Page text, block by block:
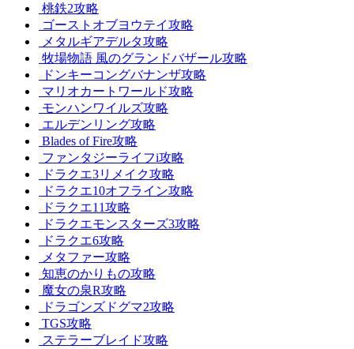
桃鉄2攻略
ゴーストオブヨウテイ攻略
メタルギアデルタ攻略
牧場物語 風のグランドバザール攻略
ドンキーコングバナンザ攻略
マリオカートワールド攻略
モンハンワイルズ攻略
エルデンリング攻略
Blades of Fire攻略
ファンタジーライフi攻略
ドラクエ3リメイク攻略
ドラクエ10オフライン攻略
ドラクエ11攻略
ドラクエモンスターズ3攻略
ドラクエ6攻略
メタファー攻略
知恵のかりもの攻略
魔女の泉R攻略
ドラゴンズドグマ2攻略
TGS攻略
ステラーブレイド攻略